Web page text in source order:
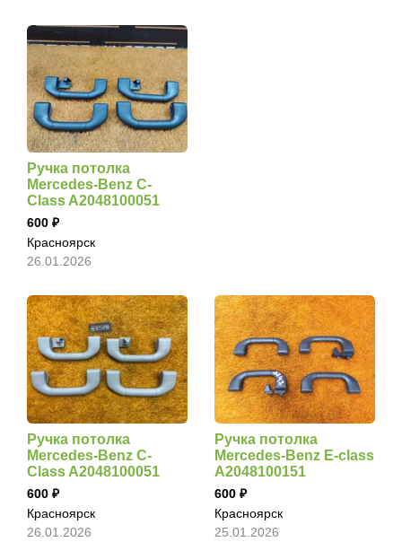
Ручка потолка
Mercedes-Benz C-
Class A2048100051
600
Красноярск
26.01.2026
Ручка потолка
Mercedes-Benz C-
Class A2048100051
600
Красноярск
26.01.2026
Ручка потолка
Mercedes-Benz E-class
A2048100151
600
Красноярск
25.01.2026